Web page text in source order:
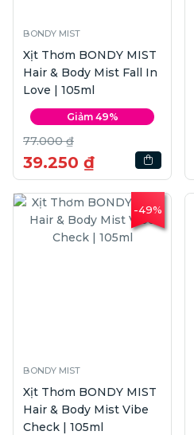
BONDY MIST
Xịt Thơm BONDY MIST
Hair & Body Mist Fall In
Love | 105ml
Giảm 49%
77.000 ₫
39.250 ₫
-49%
BONDY MIST
Xịt Thơm BONDY MIST
Hair & Body Mist Vibe
Check | 105ml